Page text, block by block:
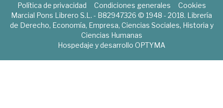
Política de privacidad Condiciones generales
Cookies
Marcial Pons Librero S.L. - B82947326 © 1948 - 2018. Librería
de Derecho, Economía, Empresa, Ciencias Sociales, Historia y
Ciencias Humanas
Hospedaje y desarrollo OPTYMA